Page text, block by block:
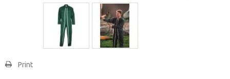
Print